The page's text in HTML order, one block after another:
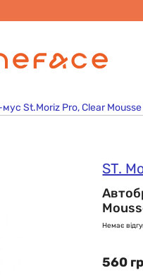
St.Moriz Pro, Clear
ST.
Немає
560